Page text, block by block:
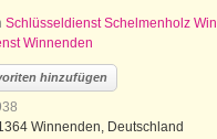
Schlüsseldienst Schelmenholz
Winnenden
hinzufügen
Winnenden, Deutschland